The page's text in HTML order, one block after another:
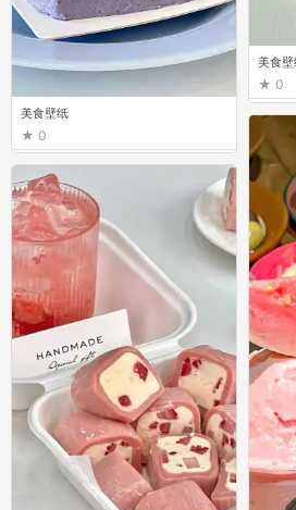
美食
0
美食壁纸
0